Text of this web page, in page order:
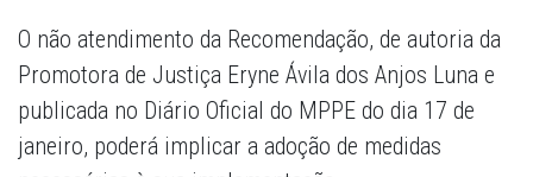
O não atendimento da Recomendação, de autoria da
Promotora de Justiça Eryne Ávila dos Anjos Luna e
publicada no Diário Oficial do MPPE do dia 17 de
janeiro, poderá implicar a adoção de medidas